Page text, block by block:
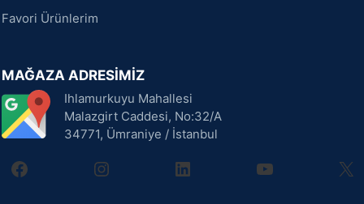
Favori Ürünlerim
MAĞAZA ADRESİMİZ
Ihlamurkuyu Mahallesi
Malazgirt Caddesi, No:32/A
34771, Ümraniye / İstanbul
facebookinstagramlinkedin youtube X